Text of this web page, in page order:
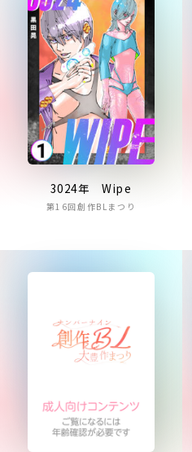
3024年 Wipe
第16回創作BLまつり